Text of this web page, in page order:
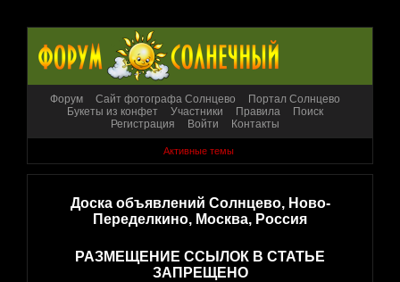
Форум Сайт фотографа Солнцево
Портал Солнцево
Букеты из конфет
Участники Правила
Поиск
Регистрация
Войти Контакты
Активные темы
Доска объявлений Солнцево, Ново-
Переделкино, Москва, Россия
РАЗМЕЩЕНИЕ ССЫЛОК В СТАТЬЕ
ЗАПРЕЩЕНО